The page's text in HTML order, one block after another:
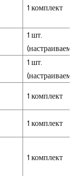
1 комплект
1 шт.
1 шт.
1 комплект
1 комплект
1 комплект